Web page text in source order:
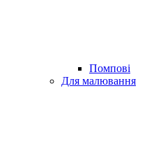
Помпові
Для малювання